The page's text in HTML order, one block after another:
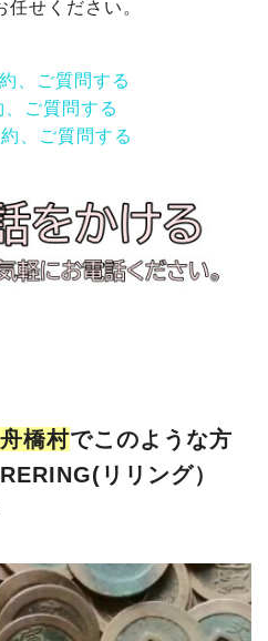
任せください。
、ご質問する
ご質問する
、ご質問する
橋村でこのような方
リリング）